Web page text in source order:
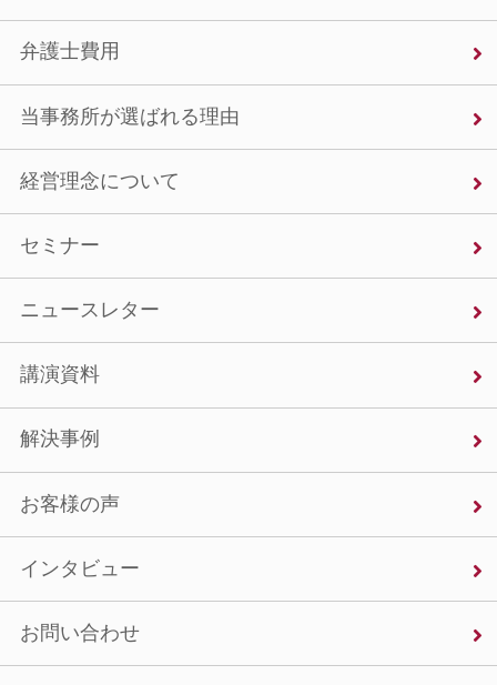
弁護士費用
当事務所が選ばれる理由
経営理念について
セミナー
ニュースレター
講演資料
解決事例
お客様の声
インタビュー
お問い合わせ